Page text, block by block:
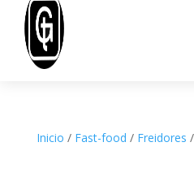
Inicio / Fast-food / Freidores